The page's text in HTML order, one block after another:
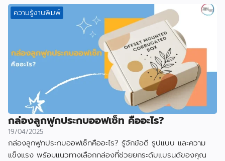
ความรู้งานพิมพ์
กล่องลูกฟูกประกบออฟเซ็ท คืออะไร?
19/04/2025
กล่องลูกฟูกประกบออฟเซ็ทคืออะไร? รู้จักข้อดี รูปแบบ และความ
แข็งแรง พร้อมแนวทางเลือกกล่องที่ช่วยยกระดับแบรนด์ของคุณ